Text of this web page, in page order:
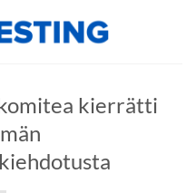
kierrätti